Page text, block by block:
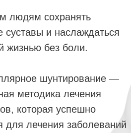
и наслаждаться
без боли.
шунтирование —
которая успешно
лечения заболеваний
и голеностопа с 2010